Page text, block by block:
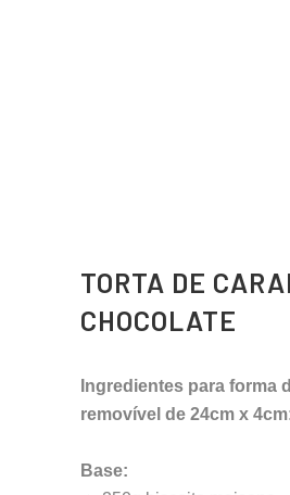
TORTA DE
CHOCOLATE
Ingredientes para forma
removível de 24cm x
Base: